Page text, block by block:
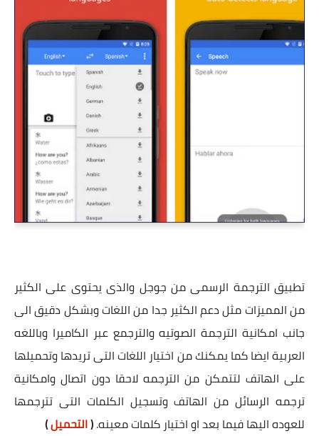
تطبيق الترجمة الرسمى من جوجل والذى يحتوى على الكثير
من المميزات مثل دعم الكثير جدا من اللغات وبشكل دقيق الى
جانب امكانية الترجمة الصوتيه والترجمع عبر الكاميرا وباللغه
العربية ايضا كما يمكنك من اختيار اللغات التى تريدها وتحميلها
على الهاتف لتتمكن من الترجمه لاحقا دون اتصال وامكانية
ترجمه الرسائل من الهاتف وتسجيل الكلمات التى تترجمها
للعوده اليها فيما بعد او اختيار كلمات معينه.(التحميل)